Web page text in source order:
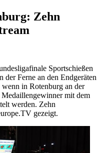
Zehn
Sportschießen
Ferne an den Endgeräten
in Rotenburg an der
mit dem
werden. Zehn
gezeigt.